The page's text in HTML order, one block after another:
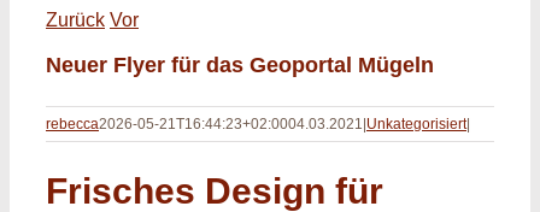
GeoProjekte
MultiMedia
Zurück Vor
Neuer Flyer für das Geoportal Mügeln
rebecca2026-05-21T16:44:23+02:0004.03.2021|Unkategorisiert|
Frisches Design für